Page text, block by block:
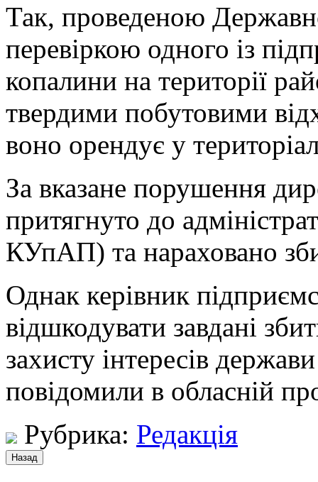
Так, проведеною
перевіркою одного із
копалини на території
твердими побутовими
воно орендує у
За вказане порушення
притягнуто до
КУпАП) та нараховано
Однак керівник
відшкодувати завдані
захисту інтересів
повідомили в обласній
Рубрика: Редакція